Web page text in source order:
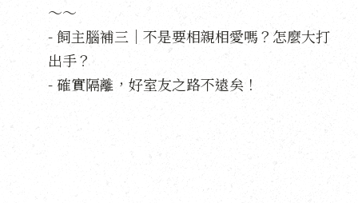
～～
- 飼主腦補三｜不是要相親相愛嗎？怎麼大打
出手？
- 確實隔離，好室友之路不遠矣！